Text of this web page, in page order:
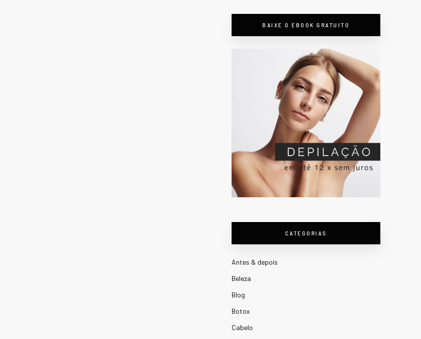
BAIXE O EBOOK GRATUITO
CATEGORIAS
Antes & depois
Beleza
Blog
Botox
Cabelo